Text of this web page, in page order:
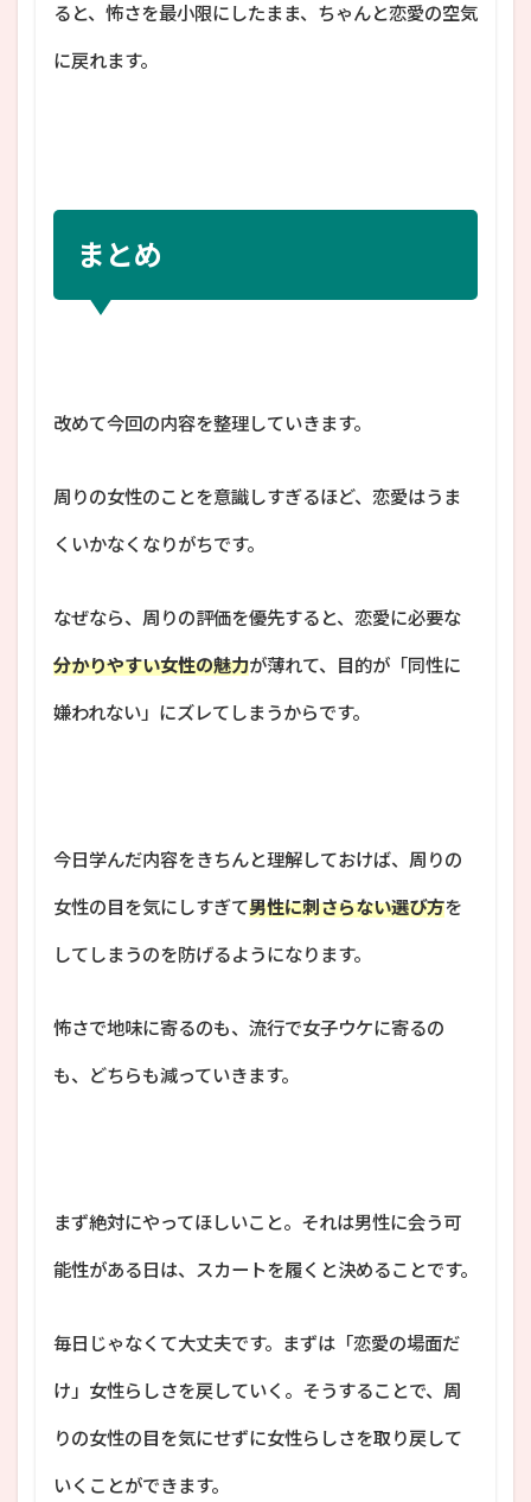
ると、怖さを最小限にしたまま、ちゃんと恋愛の空気
に戻れます。
まとめ
改めて今回の内容を整理していきます。
周りの女性のことを意識しすぎるほど、恋愛はうま
くいかなくなりがちです。
なぜなら、周りの評価を優先すると、恋愛に必要な
分かりやすい女性の魅力が薄れて、目的が「同性に
嫌われない」にズレてしまうからです。
今日学んだ内容をきちんと理解しておけば、周りの
女性の目を気にしすぎて男性に刺さらない選び方を
してしまうのを防げるようになります。
怖さで地味に寄るのも、流行で女子ウケに寄るの
も、どちらも減っていきます。
まず絶対にやってほしいこと。それは男性に会う可
能性がある日は、スカートを履くと決めることです。
毎日じゃなくて大丈夫です。まずは「恋愛の場面だ
け」女性らしさを戻していく。そうすることで、周
りの女性の目を気にせずに女性らしさを取り戻して
いくことができます。